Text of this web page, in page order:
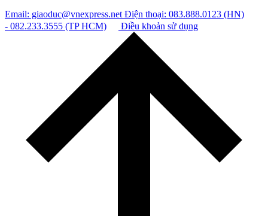
Email: giaoduc@vnexpress.netĐiện thoại: 083.888.0123 (HN)
- 082.233.3555 (TP HCM)
Điều khoản sử dụng